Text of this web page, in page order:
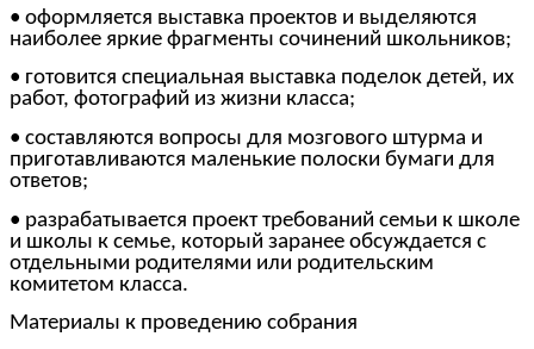
• оформляется выставка проектов и выделяются
наиболее яркие фрагменты сочинений школьников;
• готовится специальная выставка поделок детей, их
работ, фотографий из жизни класса;
• составляются вопросы для мозгового штурма и
приготавливаются маленькие полоски бумаги для
ответов;
• разрабатывается проект требований семьи к школе
и школы к семье, который заранее обсуждается с
отдельными родителями или родительским
комитетом класса.
Материалы к проведению собрания